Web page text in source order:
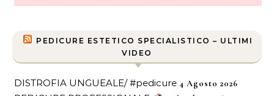
PEDICURE ESTETICO SPECIALISTICO – ULTIMI
VIDEO
DISTROFIA UNGUEALE/ #pedicure 4 Agosto 2026